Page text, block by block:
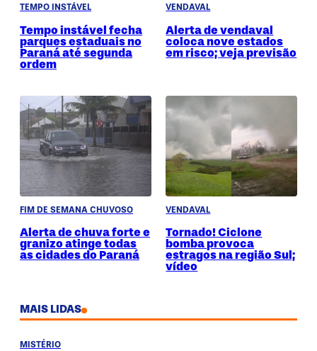
TEMPO INSTÁVEL
Tempo instável fecha
parques estaduais no
Paraná até segunda
ordem
VENDAVAL
Alerta de vendaval
coloca nove estados
em risco; veja previsão
FIM DE SEMANA CHUVOSO
Alerta de chuva forte e
granizo atinge todas
as cidades do Paraná
VENDAVAL
Tornado! Ciclone
bomba provoca
estragos na região Sul;
vídeo
MAIS LIDAS
MISTÉRIO